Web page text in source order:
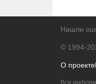
Нашли
© 1994-
О проекте
Вся